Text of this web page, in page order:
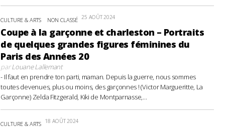
CULTURE & ARTS NON CLASSÉ 25 AOÛT 2024
Coupe à la garçonne et charleston – Portraits
de quelques grandes figures féminines du
Paris des Années 20
parLouane Lallemant
- Il faut en prendre ton parti, maman. Depuis la guerre, nous sommes
toutes devenues, plus ou moins, des garçonnes ! (Victor Margueritte, La
Garçonne) Zelda Fitzgerald, Kiki de Montparnasse,...
CULTURE & ARTS 18 AOÛT 2024